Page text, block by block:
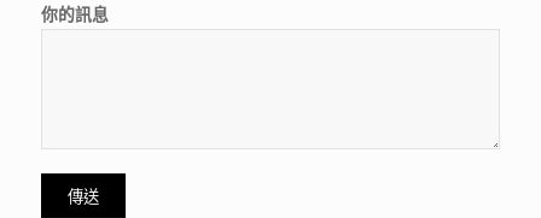
你的訊息